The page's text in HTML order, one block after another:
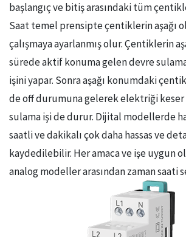
başlangıç ve bitiş arasındaki tüm
Saat temel prensipte çentiklerin aşağı
çalışmaya ayarlanmış olur. Çentiklerin
sürede aktif konuma gelen devre
işini yapar. Sonra aşağı konumdaki
de off durumuna gelerek elektriği keser
sulama işi de durur. Dijital modellerde
saatli ve dakikalı çok daha hassas ve
kaydedilebilir. Her amaca ve işe uygun
analog modeller arasından zaman saati